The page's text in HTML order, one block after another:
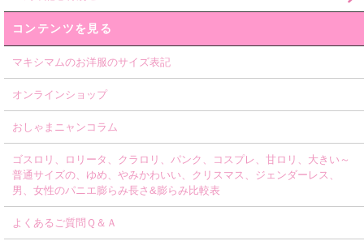
コンテンツを見る
マキシマムのお洋服のサイズ表記
オンラインショップ
おしゃまニャンコラム
ゴスロリ、ロリータ、クラロリ、パンク、コスプレ、甘ロリ、大きい～
普通サイズの、ゆめ、やみかわいい、クリスマス、ジェンダーレス、
男、女性のパニエ膨らみ長さ&膨らみ比較表
よくあるご質問Ｑ＆Ａ